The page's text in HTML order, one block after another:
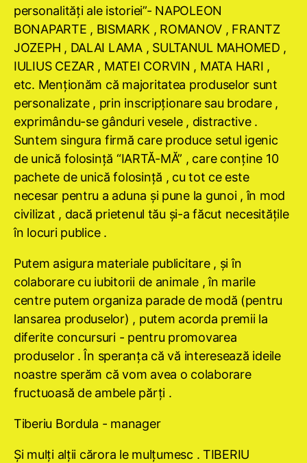
personalităţi ale istoriei”- NAPOLEON
BONAPARTE , BISMARK , ROMANOV , FRANTZ
JOZEPH , DALAI LAMA , SULTANUL MAHOMED ,
IULIUS CEZAR , MATEI CORVIN , MATA HARI ,
etc. Menţionăm că majoritatea produselor sunt
personalizate , prin inscripţionare sau brodare ,
exprimându-se gânduri vesele , distractive .
Suntem singura firmă care produce setul igenic
de unică folosinţă “IARTĂ-MĂ” , care conţine 10
pachete de unică folosinţă , cu tot ce este
necesar pentru a aduna şi pune la gunoi , în mod
civilizat , dacă prietenul tău şi-a făcut necesităţile
în locuri publice .
Putem asigura materiale publicitare , şi în
colaborare cu iubitorii de animale , în marile
centre putem organiza parade de modă (pentru
lansarea produselor) , putem acorda premii la
diferite concursuri - pentru promovarea
produselor . În speranţa că vă interesează ideile
noastre sperăm că vom avea o colaborare
fructuoasă de ambele părţi .
Tiberiu Bordula - manager
Şi mulţi alţii cărora le mulţumesc . TIBERIU